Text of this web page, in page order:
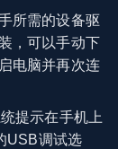
所需的设备驱
，可以手动下
电脑并再次连
提示在手机上
USB调试选